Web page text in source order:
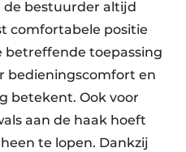
de bestuurder altijd
comfortabele positie
betreffende toepassing
bedieningscomfort en
betekent. Ook voor
aan de haak hoeft
te lopen. Dankzij